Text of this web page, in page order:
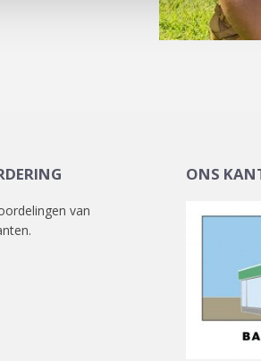
van
ONS